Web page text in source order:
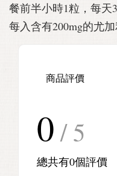
餐前半小時1粒，每天
每入含有200mg的尤
商品評價
0 / 5
總共有0個評價